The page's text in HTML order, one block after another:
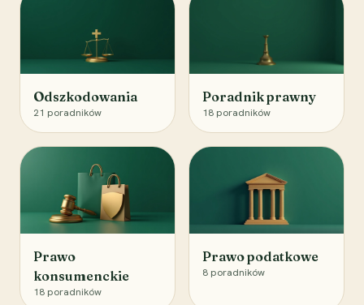
Odszkodowania
21 poradników
Poradnik prawny
18 poradników
Prawo
konsumenckie
18 poradników
Prawo podatkowe
8 poradników